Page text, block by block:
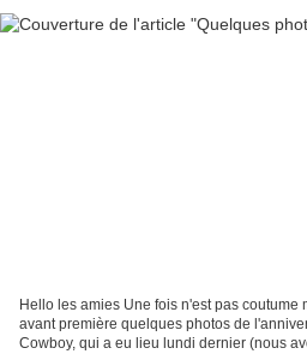
Hello les amies Une fois n'est pas coutume
avant première quelques photos de
Cowboy, qui a eu lieu lundi dernier (nous